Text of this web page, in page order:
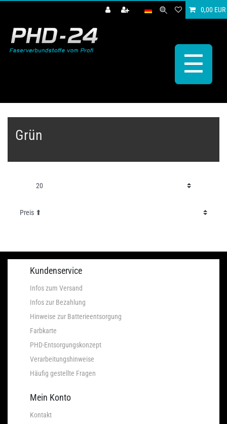
0,00 EUR
☰
Grün
Kundenservice
Infos zum Versand
Infos zur Bezahlung
Hinweise zur Batterieentsorgung
Farbkarte
PHD-Entsorgungskonzept
Verarbeitungshinweise
Häufig gestellte Fragen
Mein Konto
Kontakt